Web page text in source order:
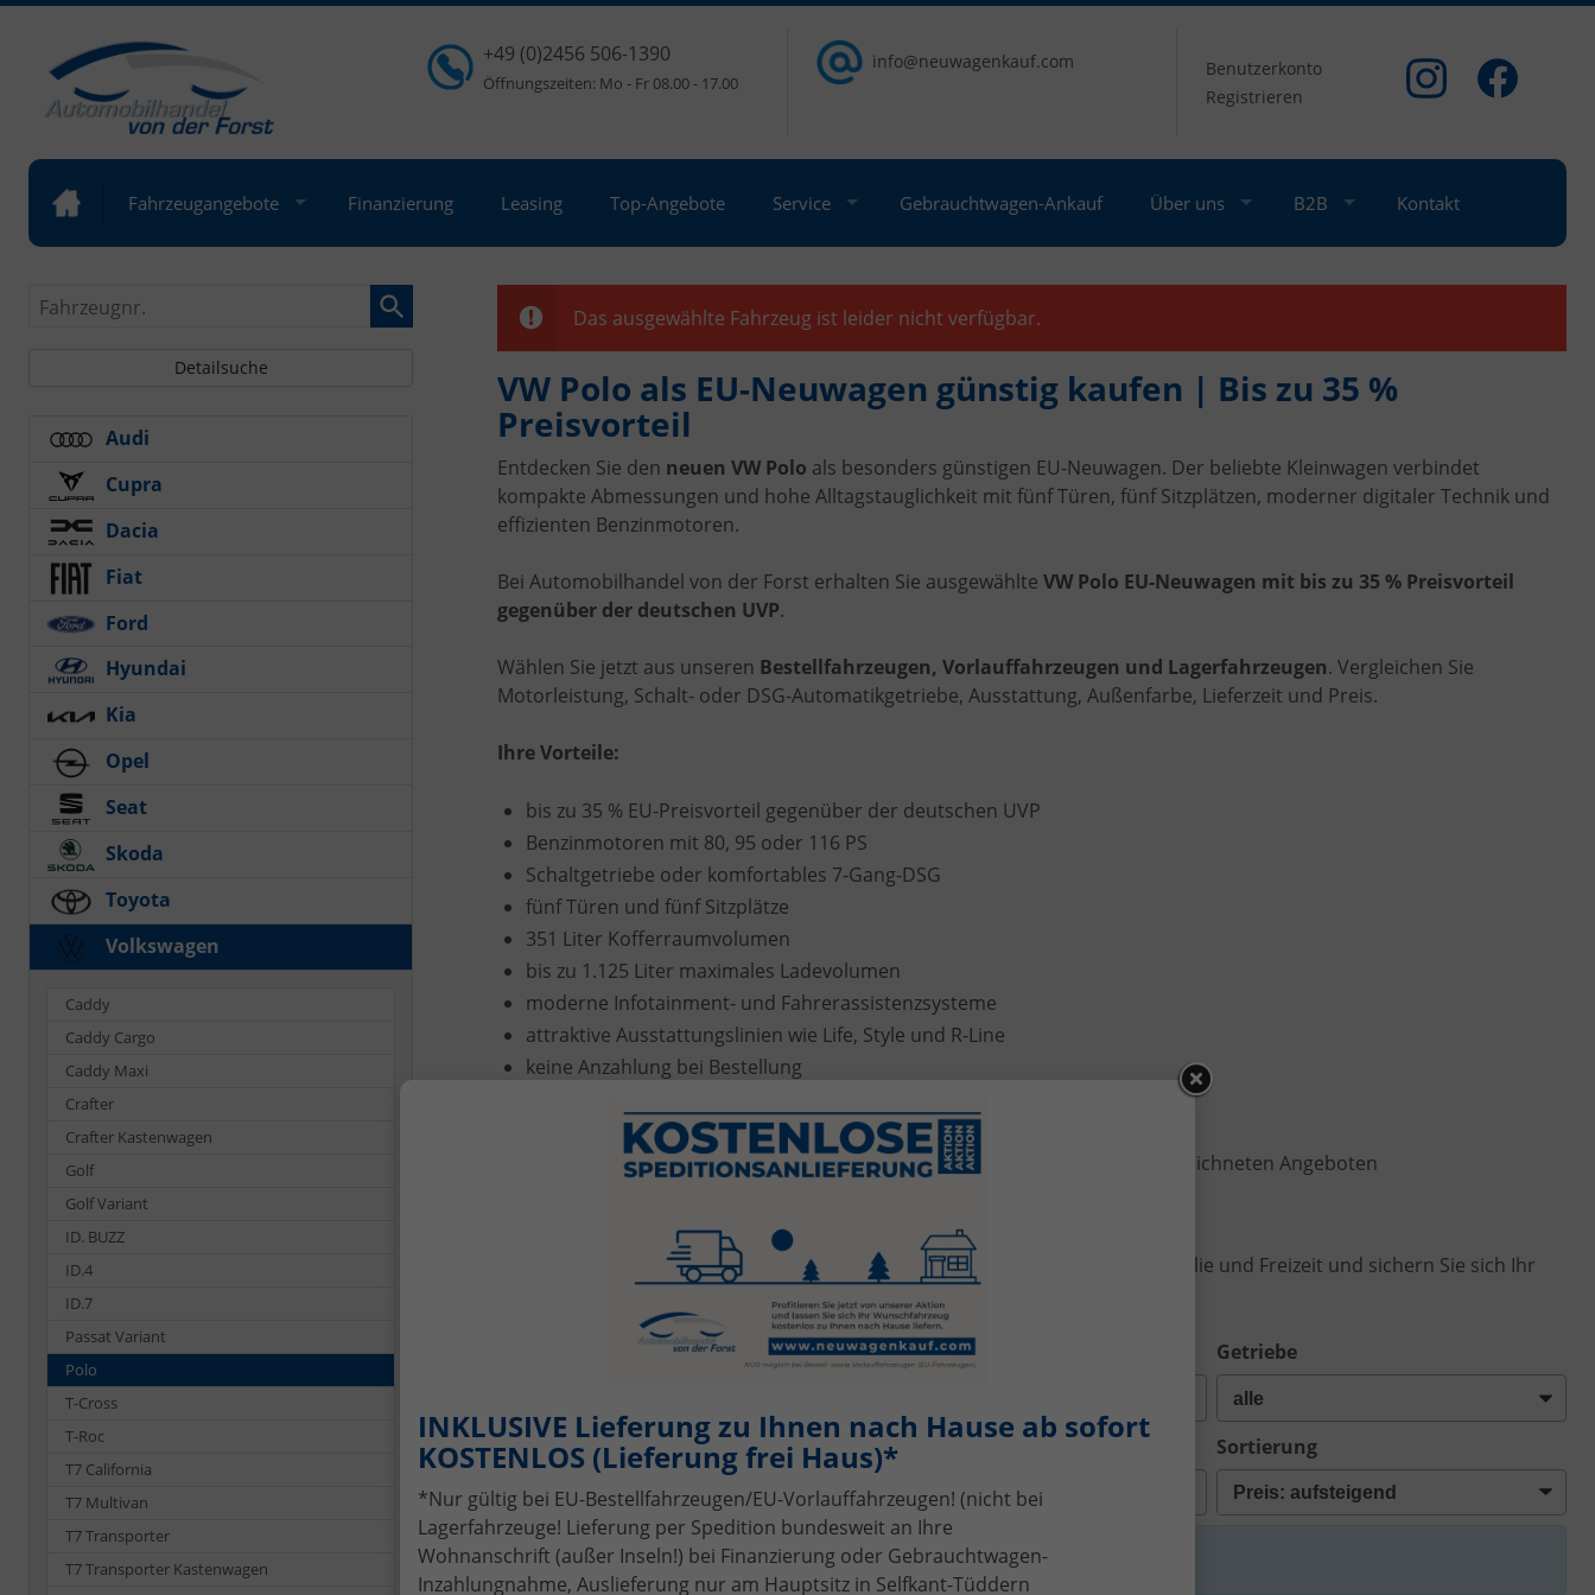
+49 (0)2456 506-1390
Öffnungszeiten: Mo - Fr 08.00 - 17.00
info@neuwagenkauf.com
Benutzerkonto
Registrieren
Fahrzeugangebote Finanzierung Leasing Top-Angebote Service Gebrauchtwagen-Ankauf Über uns B2B Kontakt
Das ausgewählte Fahrzeug ist leider nicht verfügbar.
VW Polo als EU-Neuwagen günstig kaufen | Bis zu 35 %
Preisvorteil
Entdecken Sie den neuen VW Polo als besonders günstigen EU-Neuwagen. Der beliebte Kleinwagen verbindet
kompakte Abmessungen und hohe Alltagstauglichkeit mit fünf Türen, fünf Sitzplätzen, moderner digitaler Technik und
effizienten Benzinmotoren.
Bei Automobilhandel von der Forst erhalten Sie ausgewählteVW Polo EU-Neuwagen mit bis zu 35 % Preisvorteil
gegenüber der deutschen UVP.
Wählen Sie jetzt aus unseren Bestellfahrzeugen, Vorlauffahrzeugen und Lagerfahrzeugen. Vergleichen Sie
Motorleistung, Schalt- oder DSG-Automatikgetriebe, Ausstattung, Außenfarbe, Lieferzeit und Preis.
Ihre Vorteile:
bis zu 35 % EU-Preisvorteil gegenüber der deutschen UVP
Benzinmotoren mit 80, 95 oder 116 PS
Schaltgetriebe oder komfortables 7-Gang-DSG
fünf Türen und fünf Sitzplätze
351 Liter Kofferraumvolumen
bis zu 1.125 Liter maximales Ladevolumen
moderne Infotainment- und Fahrerassistenzsysteme
attraktive Ausstattungslinien wie Life, Style und R-Line
keine Anzahlung bei Bestellung
europaweit gültige Volkswagen-Herstellergarantie
kostenlose bundesweite Speditionsanlieferung bei entsprechend gekennzeichneten Angeboten
Jetzt VW Polo Angebote vergleichen
Finden Sie den passendenVW Polo EU-Neuwagenfür Stadt, Arbeitsweg, Familie und Freizeit und sichern Sie sich Ihr
Wunschfahrzeug mit bis zu 35 % Preisvorteil.
Verfügbarkeit, Art Kraftstoff Getriebe
Antrieb Ausstattungslinie Sortierung
In Ihrer aktuellen Filterung befinden sich 95Fahrzeuge:
Fahrzeugnr.
Detailsuche
Audi
Cupra
Dacia
Fiat
Ford
Hyundai
Kia
Opel
Seat
Skoda
Toyota
Volkswagen
Caddy
Caddy Cargo
Caddy Maxi
Crafter
Crafter Kastenwagen
Golf
Golf Variant
ID. BUZZ
ID.4
ID.7
Passat Variant
Polo
T-Cross
T-Roc
T7 California
T7 Multivan
T7 Transporter
T7 Transporter Kastenwagen
INKLUSIVE Lieferung zu Ihnen nach Hause ab sofort
KOSTENLOS (Lieferung frei Haus)*
*Nur gültig bei EU-Bestellfahrzeugen/EU-Vorlauffahrzeugen! (nicht bei
Lagerfahrzeuge! Lieferung per Spedition bundesweit an Ihre
Wohnanschrift (außer Inseln!) bei Finanzierung oder Gebrauchtwagen-
Inzahlungnahme, Auslieferung nur am Hauptsitz in Selfkant-Tüddern